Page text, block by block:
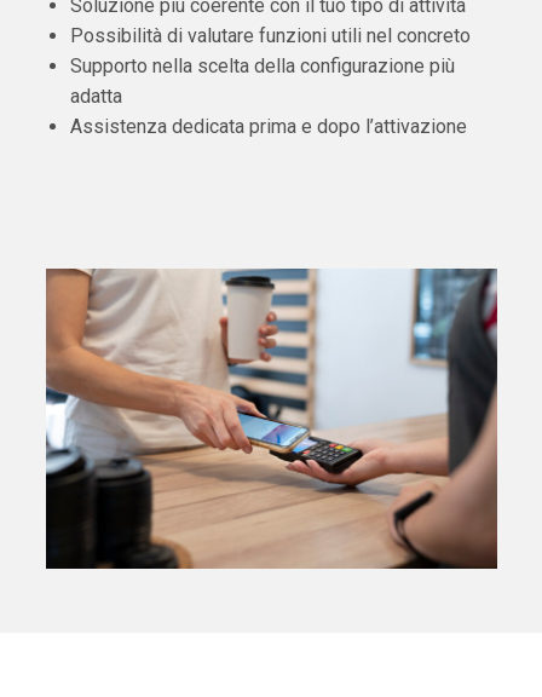
Soluzione più coerente con il tuo tipo di attività
Possibilità di valutare funzioni utili nel concreto
Supporto nella scelta della configurazione più
adatta
Assistenza dedicata prima e dopo l’attivazione